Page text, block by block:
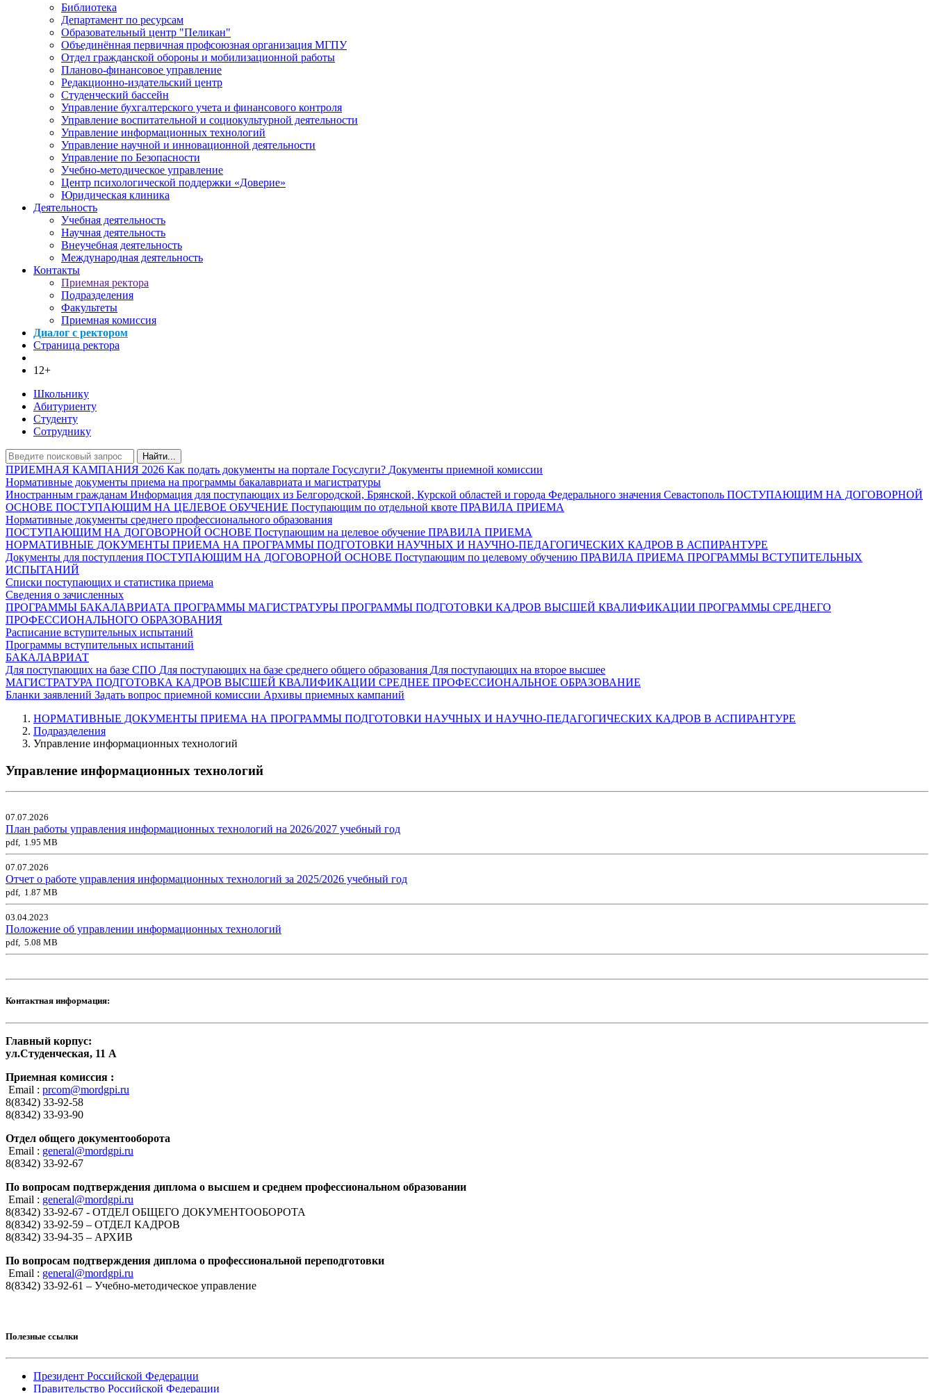
Библиотека
Департамент по ресурсам
Образовательный центр "Пеликан"
Объединённая первичная профсоюзная организация МГПУ
Отдел гражданской обороны и мобилизационной работы
Планово-финансовое управление
Редакционно-издательский центр
Студенческий бассейн
Управление бухгалтерского учета и финансового контроля
Управление воспитательной и социокультурной деятельности
Управление информационных технологий
Управление научной и инновационной деятельности
Управление по Безопасности
Учебно-методическое управление
Центр психологической поддержки «Доверие»
Юридическая клиника
Деятельность
Учебная деятельность
Научная деятельность
Внеучебная деятельность
Международная деятельность
Контакты
Приемная ректора
Подразделения
Факультеты
Приемная комиссия
Диалог с ректором
Страница ректора
12+
Школьнику
Абитуриенту
Студенту
Сотруднику
Найти...
ПРИЕМНАЯ КАМПАНИЯ 2026 Как подать документы на портале Госуслуги? Документы приемной комиссии
Нормативные документы приема на программы бакалавриата и магистратуры
Иностранным гражданам Информация для поступающих из Белгородской, Брянской, Курской областей и города Федерального значения Севастополь ПОСТУПАЮЩИМ НА ДОГОВОРНОЙ
ОСНОВЕ ПОСТУПАЮЩИМ НА ЦЕЛЕВОЕ ОБУЧЕНИЕ Поступающим по отдельной квоте ПРАВИЛА ПРИЕМА
Нормативные документы среднего профессионального образования
ПОСТУПАЮЩИМ НА ДОГОВОРНОЙ ОСНОВЕ Поступающим на целевое обучение ПРАВИЛА ПРИЕМА
НОРМАТИВНЫЕ ДОКУМЕНТЫ ПРИЕМА НА ПРОГРАММЫ ПОДГОТОВКИ НАУЧНЫХ И НАУЧНО-ПЕДАГОГИЧЕСКИХ КАДРОВ В АСПИРАНТУРЕ
Документы для поступления ПОСТУПАЮЩИМ НА ДОГОВОРНОЙ ОСНОВЕ Поступающим по целевому обучению ПРАВИЛА ПРИЕМА ПРОГРАММЫ ВСТУПИТЕЛЬНЫХ
ИСПЫТАНИЙ
Списки поступающих и статистика приема
Сведения о зачисленных
ПРОГРАММЫ БАКАЛАВРИАТА ПРОГРАММЫ МАГИСТРАТУРЫ ПРОГРАММЫ ПОДГОТОВКИ КАДРОВ ВЫСШЕЙ КВАЛИФИКАЦИИ ПРОГРАММЫ СРЕДНЕГО
ПРОФЕССИОНАЛЬНОГО ОБРАЗОВАНИЯ
Расписание вступительных испытаний
Программы вступительных испытаний
БАКАЛАВРИАТ
Для поступающих на базе СПО Для поступающих на базе среднего общего образования Для поступающих на второе высшее
МАГИСТРАТУРА ПОДГОТОВКА КАДРОВ ВЫСШЕЙ КВАЛИФИКАЦИИ СРЕДНЕЕ ПРОФЕССИОНАЛЬНОЕ ОБРАЗОВАНИЕ
Бланки заявлений Задать вопрос приемной комиссии Архивы приемных кампаний
НОРМАТИВНЫЕ ДОКУМЕНТЫ ПРИЕМА НА ПРОГРАММЫ ПОДГОТОВКИ НАУЧНЫХ И НАУЧНО-ПЕДАГОГИЧЕСКИХ КАДРОВ В АСПИРАНТУРЕ
Подразделения
Управление информационных технологий
Управление информационных технологий
07.07.2026
План работы управления информационных технологий на 2026/2027 учебный год
pdf, 1.95 MB
07.07.2026
Отчет о работе управления информационных технологий за 2025/2026 учебный год
pdf, 1.87 MB
03.04.2023
Положение об управлении информационных технологий
pdf, 5.08 MB
Контактная информация:
Главный корпус:
ул.Студенческая, 11 А
Приемная комиссия :
Email : prcom@mordgpi.ru
8(8342) 33-92-58
8(8342) 33-93-90
Отдел общего документооборота
Email : general@mordgpi.ru
8(8342) 33-92-67
По вопросам подтверждения диплома о высшем и среднем профессиональном образовании
Email : general@mordgpi.ru
8(8342) 33-92-67 - ОТДЕЛ ОБЩЕГО ДОКУМЕНТООБОРОТА
8(8342) 33-92-59 – ОТДЕЛ КАДРОВ
8(8342) 33-94-35 – АРХИВ
По вопросам подтверждения диплома о профессиональной переподготовки
Email : general@mordgpi.ru
8(8342) 33-92-61 – Учебно-методическое управление
Полезные ссылки
Президент Российской Федерации
Правительство Российской Федерации